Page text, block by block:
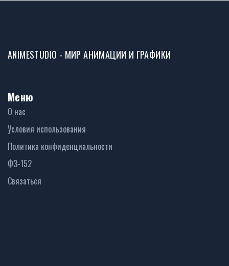
ANIMESTUDIO - МИР АНИМАЦИИ И ГРАФИКИ
Меню
О нас
Условия использования
Политика конфиденциальности
ФЗ-152
Связаться